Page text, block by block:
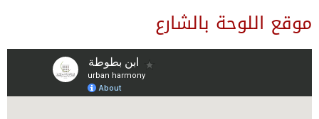
موقع اللوحة بالشارع